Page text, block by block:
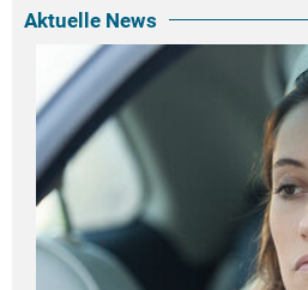
Aktuelle News